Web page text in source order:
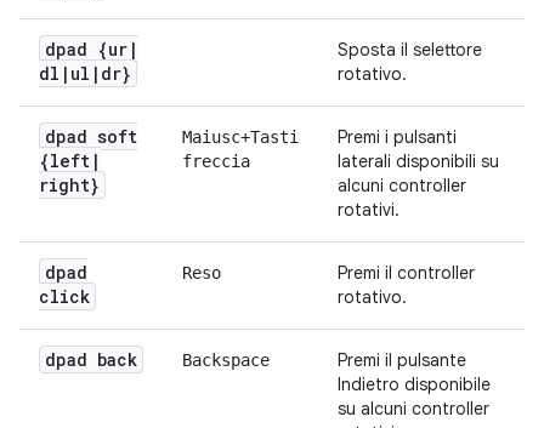
dpad {ur |
dl | ul | dr}
Sposta il selettore
rotativo.
dpad soft
{left |
right}
Maiusc+Tasti
freccia
Premi i pulsanti
laterali disponibili su
alcuni controller
rotativi.
dpad
click
Reso
Premi il controller
rotativo.
dpad back Backspace
Premi il pulsante
Indietro disponibile
su alcuni controller